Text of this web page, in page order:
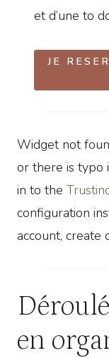
et d’une to
JE
Widget not
or there is typo
in to the
configuration
account,
en